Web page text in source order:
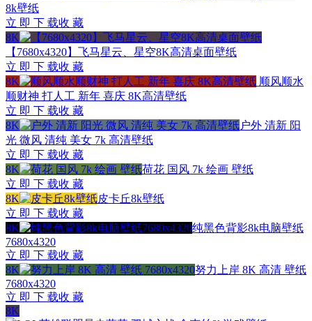
8k壁纸
立 即 下 载收 藏
8K
【7680x4320】飞马星云、星空8K高清桌面壁纸
立 即 下 载收 藏
8K
顺风顺水
顺财神 打人工 新年 喜庆 8K高清壁纸
立 即 下 载收 藏
8K
户外 清新 阳
光 微风 清纯 美女 7k 高清壁纸
立 即 下 载收 藏
8K
荷花 国风 7k 绘画 壁纸
立 即 下 载收 藏
8K
皮卡丘8k壁纸
立 即 下 载收 藏
8K
纯黑色背影8k电脑壁纸
7680x4320
立 即 下 载收 藏
8K
努力上岸 8K 高清 壁纸
7680x4320
立 即 下 载收 藏
8K